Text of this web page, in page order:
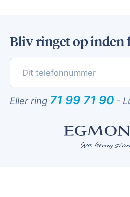
Bliv ringet op inden
Eller ring 71 99 71 90 -